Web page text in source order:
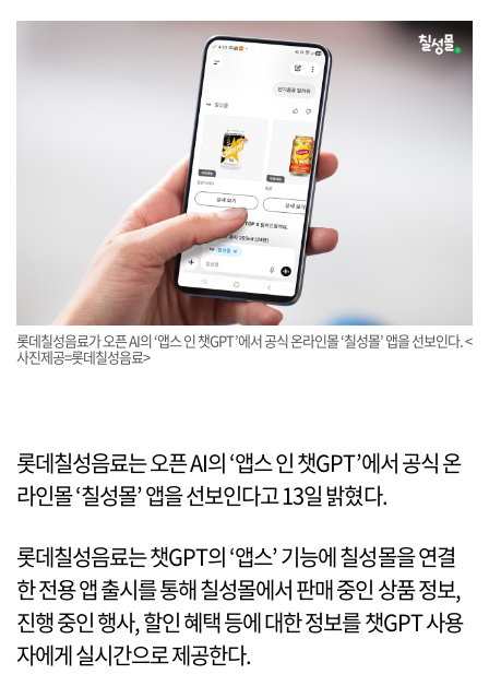
롯데칠성음료가 오픈 AI의 ‘앱스 인 챗GPT’에서 공식 온라인몰 ‘칠성몰’ 앱을 선보인다. <
사진제공=롯데칠성음료>
롯데칠성음료는 오픈 AI의 ‘앱스 인 챗GPT’에서 공식 온
라인몰 ‘칠성몰’ 앱을 선보인다고 13일 밝혔다.
롯데칠성음료는 챗GPT의 ‘앱스’ 기능에 칠성몰을 연결
한 전용 앱 출시를 통해 칠성몰에서 판매 중인 상품 정보,
진행 중인 행사, 할인 혜택 등에 대한 정보를 챗GPT 사용
자에게 실시간으로 제공한다.